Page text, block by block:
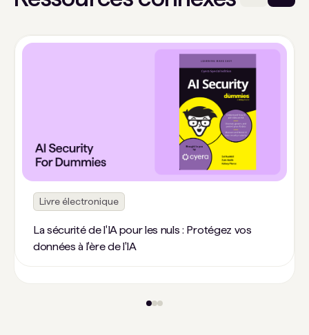
Livre électronique
La sécurité de l'IA pour les nuls : Protégez vos
données à l'ère de l'IA